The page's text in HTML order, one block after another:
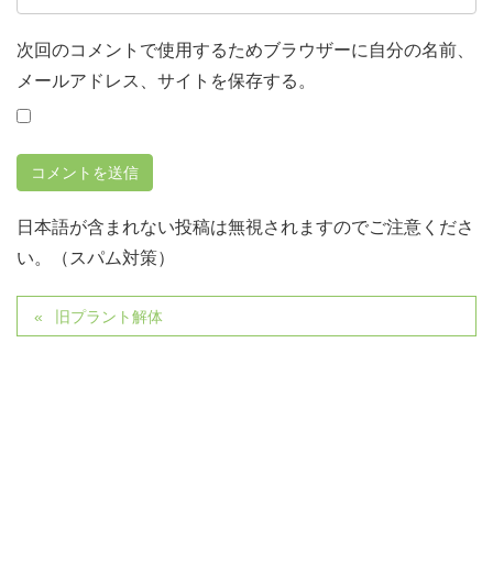
次回のコメントで使用するためブラウザーに自分の名前、
メールアドレス、サイトを保存する。
日本語が含まれない投稿は無視されますのでご注意くださ
い。（スパム対策）
旧プラント解体